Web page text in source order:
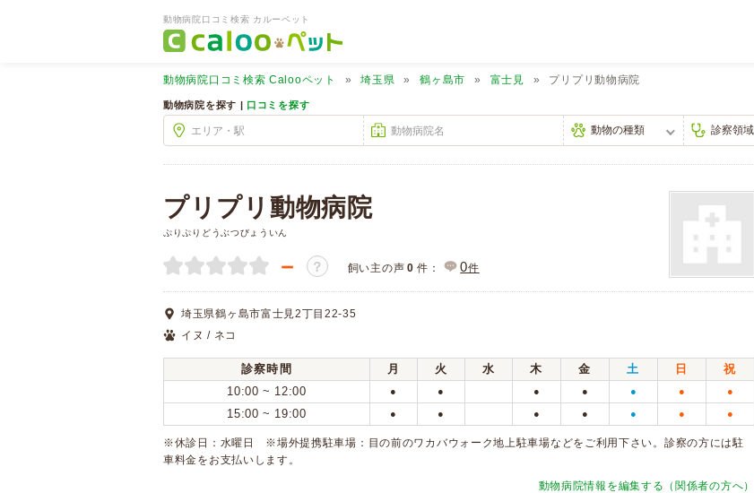
動物病院口コミ検索 カルーペット
動物病院口コミ検索 Calooペット 埼玉県 鶴ヶ島市 富士見 プリプリ動物病院
動物病院を探す | 口コミを探す
プリプリ動物病院
ぷりぷりどうぶつびょういん
－ ？ 飼い主の声 0 件： 0件
埼玉県鶴ヶ島市富士見2丁目22-35
イヌ / ネコ
診察時間 月 火 水 木 金 土 日
祝
10:00 ~ 12:00
● ● ● ● ● ● ●
15:00 ~ 19:00 ● ● ● ● ● ● ●
※休診日：水曜日 ※場外提携駐車場：目の前のワカバウォーク地上駐車場などをご利用下さい。診察の方には駐
車料金をお支払いします。
動物病院情報を編集する（関係者の方へ）